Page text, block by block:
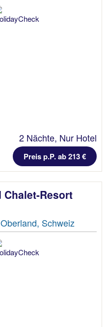
2 Nächte, Nur Hotel
Preis p.P. ab 213 €
Resort
Schweiz